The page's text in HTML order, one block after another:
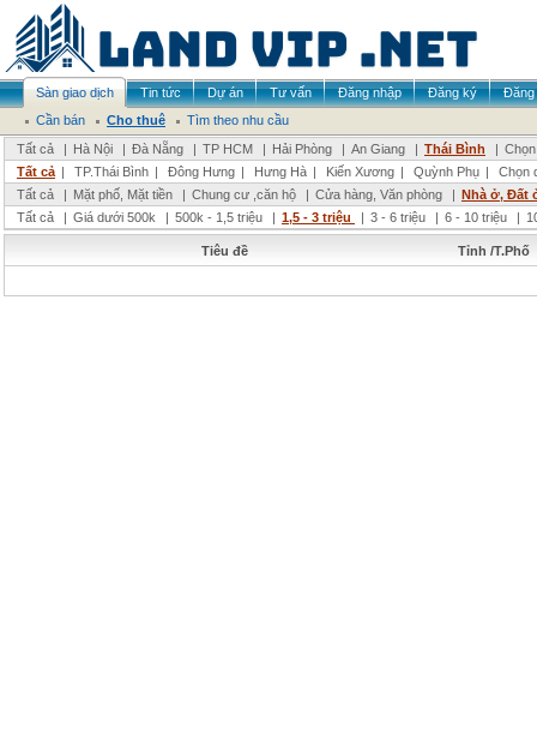
Sàn giao dịch Tin tức Dự án Tư vấn Đăng nhập Đăng ký
Đăng
Cần bán
Cho thuê
Tìm theo nhu cầu
Tất cả
| Hà Nội | Đà Nẵng | TP HCM | Hải Phòng | An Giang | Thái Bình |
Tất cả | TP.Thái Bình | Đông Hưng | Hưng Hà | Kiến Xương | Quỳnh Phụ |
Chọn
Tất cả
| Mặt phố, Mặt tiền | Chung cư ,căn hộ | Cửa hàng, Văn phòng | Nhà ở, Đất
Tất cả
| Giá dưới 500k | 500k - 1,5 triệu | 1,5 - 3 triệu | 3 - 6 triệu | 6 - 10 triệu |
Tiêu đề Tỉnh /T.Phố